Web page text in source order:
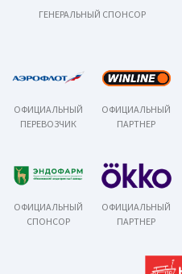
ГЕНЕРАЛЬНЫЙ СПОНСОР
ОФИЦИАЛЬНЫЙ
ПЕРЕВОЗЧИК
ОФИЦИАЛЬНЫЙ
ПАРТНЕР
ОФИЦИАЛЬНЫЙ
СПОНСОР
ОФИЦИАЛЬНЫЙ
ПАРТНЕР